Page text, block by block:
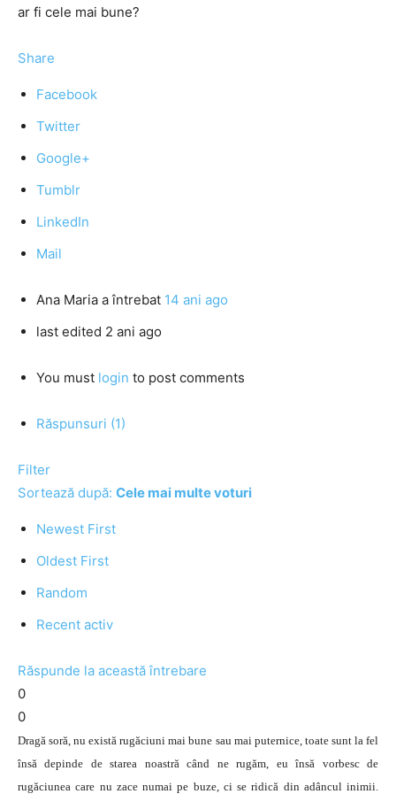
ar fi cele mai bune?
Share
Facebook
Twitter
Google+
Tumblr
LinkedIn
Mail
Ana Maria a întrebat 14 ani ago
last edited 2 ani ago
You must login to post comments
Răspunsuri (1)
Filter
Sortează după: Cele mai multe voturi
Newest First
Oldest First
Random
Recent activ
Răspunde la această întrebare
0
0
Dragă soră, nu există rugăciuni mai bune sau mai puternice, toate sunt la fel
însă depinde de starea noastră când ne rugăm, eu însă vorbesc de
rugăciunea care nu zace numai pe buze, ci se ridică din adâncul inimii.